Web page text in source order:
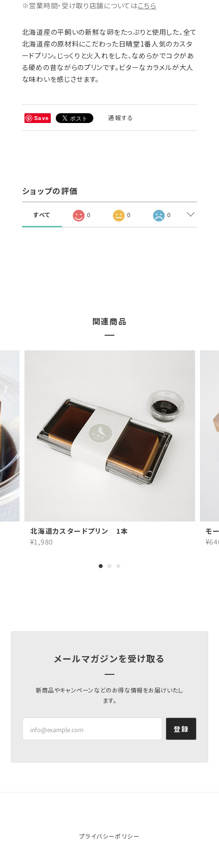
※営業時間・受け取り店舗についてはこちら
北海道産の平飼いの新鮮な卵をたっぷりと使用した、全て
北海道産の原材料にこだわった日晴堂1番人気のカスタ
ードプリン。じっくりと火入れをした、なめらかでコクがあ
る硬めの昔ながらのプリンです。ビターなカラメルが大人
な味わいを感じさせます。
Save 通報する
ショップの評価
すべて 0 0 0
関連商品
北海道カスタードプリン 1本
¥1,980
モ
メールマガジンを受け取る
新商品やキャンペーンなどのお得な情報をお届けいたし
ます。
登録
プライバシーポリシー